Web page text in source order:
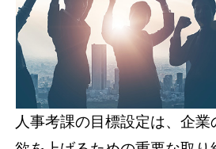
資料請求(無料)
人事考課の目標設定は、企